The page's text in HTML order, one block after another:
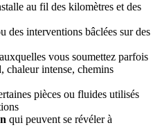
au fil des kilomètres et des
des interventions bâclées sur des
auxquelles vous soumettez parfois
chaleur intense, chemins
pièces ou fluides utilisés
qui peuvent se révéler à